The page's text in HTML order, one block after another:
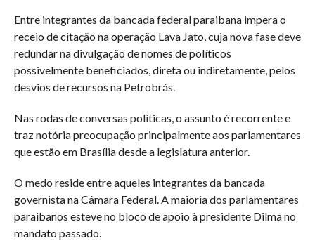
Entre integrantes da bancada federal paraibana impera o
receio de citação na operação Lava Jato, cuja nova fase deve
redundar na divulgação de nomes de políticos
possivelmente beneficiados, direta ou indiretamente, pelos
desvios de recursos na Petrobrás.
Nas rodas de conversas políticas, o assunto é recorrente e
traz notória preocupação principalmente aos parlamentares
que estão em Brasília desde a legislatura anterior.
O medo reside entre aqueles integrantes da bancada
governista na Câmara Federal. A maioria dos parlamentares
paraibanos esteve no bloco de apoio à presidente Dilma no
mandato passado.